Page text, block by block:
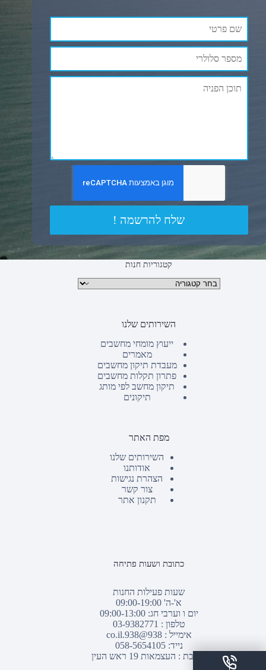
שלח להרשמה !
קטגוריות חנות
קטגוריות מוצרים
השירותים שלנו
ייעוץ מומחי מחשבים
מאמרים
מעבדת תיקון מחשבים
פתרון תקלות מחשבים
תיקון מחשב לפי מותג
תיקונים
מפת האתר
השירותים שלנו
אודותנו
הצהרת נגישות
צור קשר
תקנון אתר
כתובת ושעות פתיחה
שעות פעילות החנות
א'-ה' 09:00-19:00
יום ו וערבי חג: 09:00-13:00
טלפון : 03-9382771
אימייל :938@938.co.il
נייד: 058-5654105
כתובת : העצמאות 19 ראש העין